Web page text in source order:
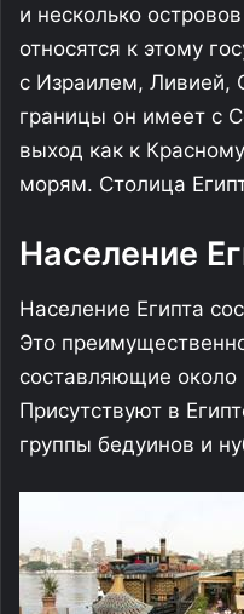
и несколько
относятся к этому
с Израилем, Ливией,
границы он имеет с
выход как к
морям. Столица
Население
Население Египта
Это
составляющие около
Присутствуют в
группы бедуинов и